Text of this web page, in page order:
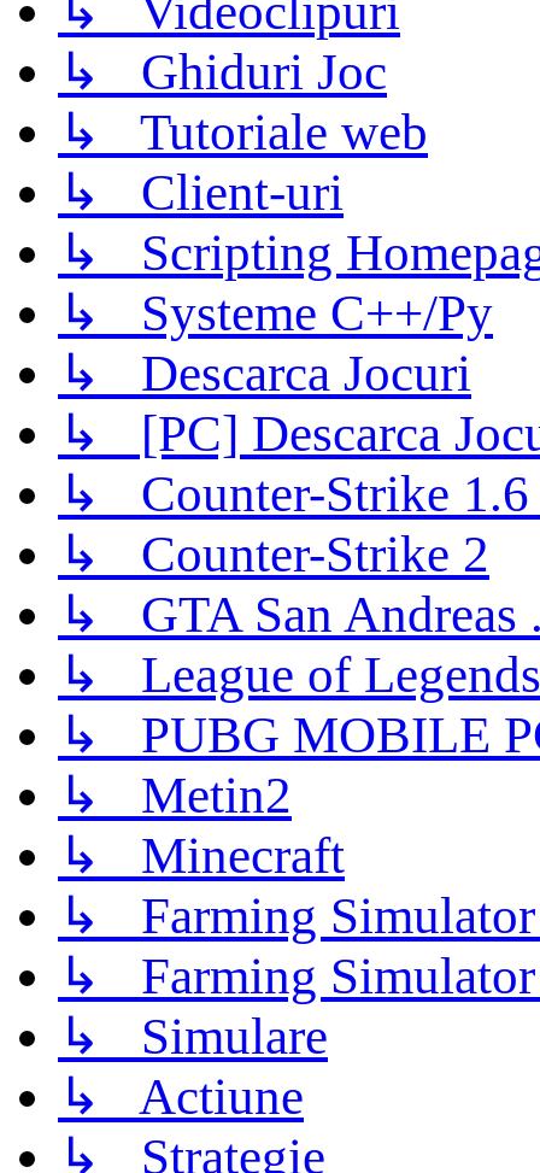
↳ Videoclipuri
↳ Ghiduri Joc
↳ Tutoriale web
↳ Client-uri
↳ Scripting
↳ Systeme C++/Py
↳ Descarca Jocuri
↳ [PC] Descarca
↳ Counter-Strike 1.6
↳ Counter-Strike 2
↳ GTA San Andreas
↳ League of Legends
↳ PUBG MOBILE
↳ Metin2
↳ Minecraft
↳ Farming
↳ Farming
↳ Simulare
↳ Actiune
↳ Strategie